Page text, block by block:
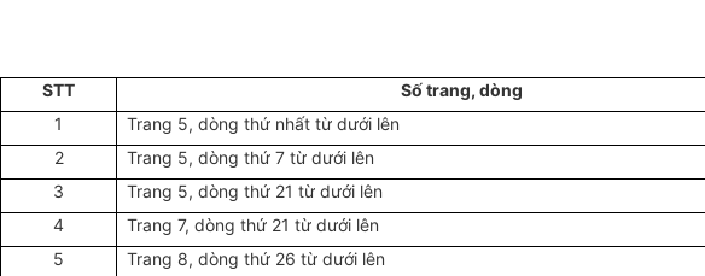
STT
Số trang, dòng
1
Trang 5, dòng thứ nhất từ dưới lên
2
Trang 5, dòng thứ 7 từ dưới lên
3
Trang 5, dòng thứ 21 từ dưới lên
4
Trang 7, dòng thứ 21 từ dưới lên
5
Trang 8, dòng thứ 26 từ dưới lên